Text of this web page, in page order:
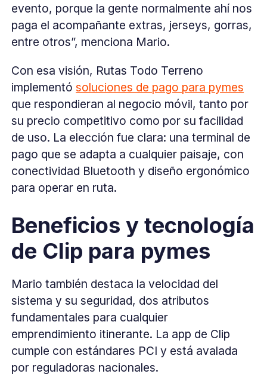
evento, porque la gente normalmente ahí nos
paga el acompañante extras, jerseys, gorras,
entre otros”, menciona Mario.
Con esa visión, Rutas Todo Terreno
implementósoluciones de pago para pymes
que respondieran al negocio móvil, tanto por
su precio competitivo como por su facilidad
de uso. La elección fue clara: una terminal de
pago que se adapta a cualquier paisaje, con
conectividad Bluetooth y diseño ergonómico
para operar en ruta.
Beneficios y tecnología
de Clip para pymes
Mario también destaca la velocidad del
sistema y su seguridad, dos atributos
fundamentales para cualquier
emprendimiento itinerante. La app de Clip
cumple con estándares PCI y está avalada
por reguladoras nacionales.